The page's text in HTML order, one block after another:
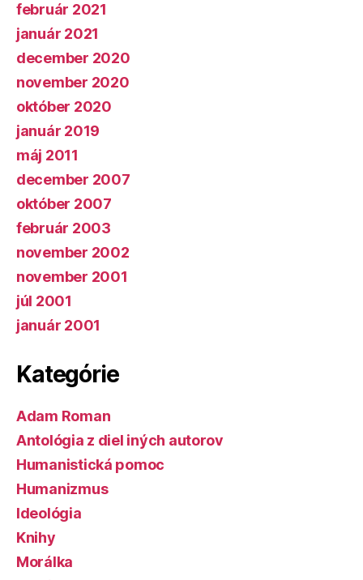
február 2021
január 2021
december 2020
november 2020
október 2020
január 2019
máj 2011
december 2007
október 2007
február 2003
november 2002
november 2001
júl 2001
január 2001
Kategórie
Adam Roman
Antológia z diel iných autorov
Humanistická pomoc
Humanizmus
Ideológia
Knihy
Morálka